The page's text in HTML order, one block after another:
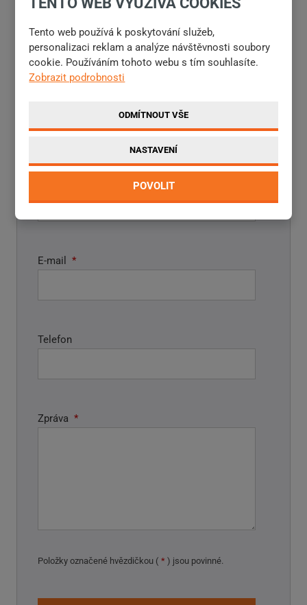
Pokud zjistíme, že oprava v terénu je nad naše možnosti,
váš stroj odvezeme k nám do servisu v Heřmanově Městci.
CHCETE S NÁMI SPOLUPRACOVAT?
NEVÁHEJTE NÁM NAPSAT
E-mail *
Telefon
Zpráva *
Položky označené hvězdičkou ( * ) jsou povinné.
Tento web používá k poskytování služeb,
personalizaci reklam a analýze návštěvnosti soubory
cookie. Používáním tohoto webu s tím souhlasíte.
Zobrazit podrobnosti
ODMÍTNOUT VŠE
NASTAVENÍ
POVOLIT